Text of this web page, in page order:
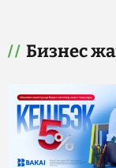
Бизнес